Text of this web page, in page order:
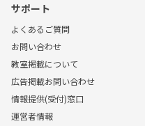
サポート
よくあるご質問
お問い合わせ
教室掲載について
広告掲載お問い合わせ
情報提供(受付)窓口
運営者情報